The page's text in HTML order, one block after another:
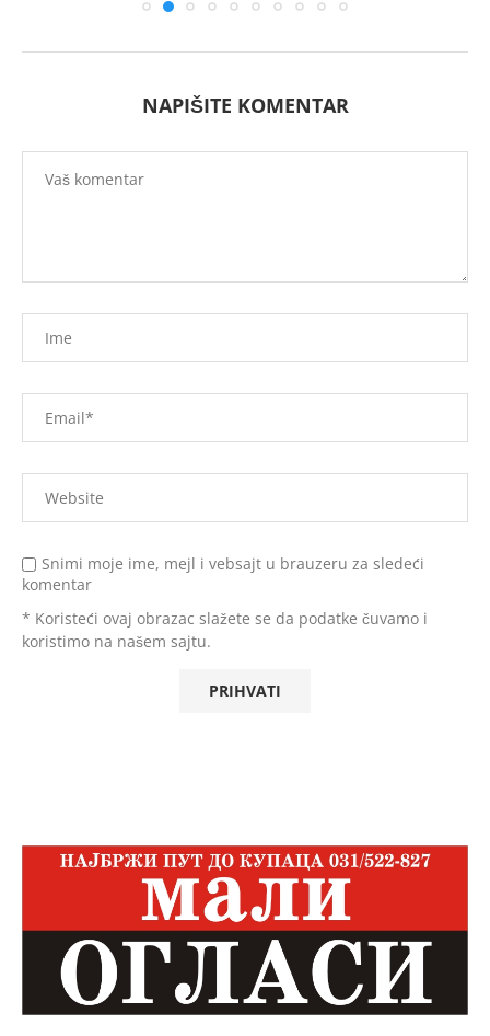
NAPIŠITE KOMENTAR
Snimi moje ime, mejl i vebsajt u brauzeru za sledeći
komentar
* Koristeći ovaj obrazac slažete se da podatke čuvamo i
koristimo na našem sajtu.